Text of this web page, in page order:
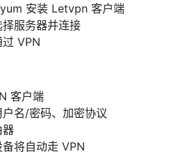
安装 Letvpn 客户端
服务器并连接
VPN
客户端
名/密码、加密协议
器
将自动走 VPN